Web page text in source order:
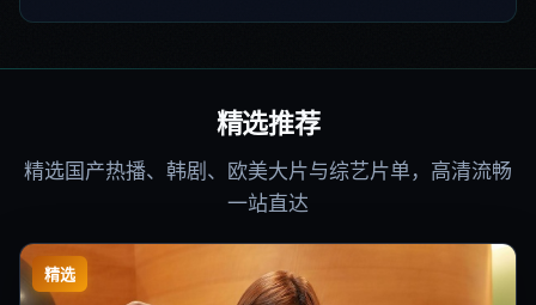
精选推荐
精选国产热播、韩剧、欧美大片与综艺片单，高清流畅
一站直达
精选